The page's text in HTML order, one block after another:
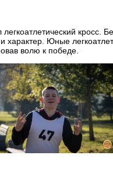
кросс.
характер. Юные
волю к победе.